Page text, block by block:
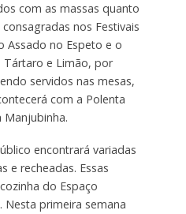
com as massas quanto
nos Festivais
Assado no Espeto e o
Tártaro e Limão, por
servidos nas mesas,
com a Polenta
Manjubinha.
encontrará variadas
e recheadas. Essas
do Espaço
Nesta primeira semana